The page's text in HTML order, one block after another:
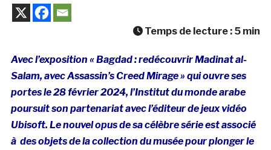
Temps de lecture : 5 min
Avec l’exposition « Bagdad : redécouvrir Madinat al-
Salam, avec Assassin’s Creed Mirage » qui ouvre ses
portes le 28 février 2024, l’Institut du monde arabe
poursuit son partenariat avec l’éditeur de jeux vidéo
Ubisoft. Le nouvel opus de sa célèbre série est associé
à des objets de la collection du musée pour plonger le